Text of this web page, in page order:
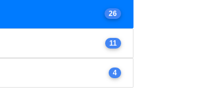
26
11
4